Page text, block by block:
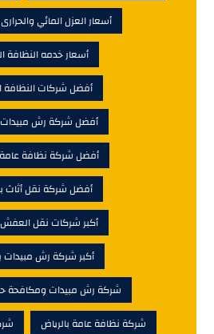
أسعار العزل المائي
أسعار خدمه النظافة
أفضل شركات النظافة
أفضل شركة رش مبيدات
أفضل شركة نظافة عامة
أفضل شركة نقل أثاث
أكبر شركات نقل العفش
أكبر شركة رش مبيدات
شركة رش مبيدات ومكافحة
شركة نظافة عامة بالرياض